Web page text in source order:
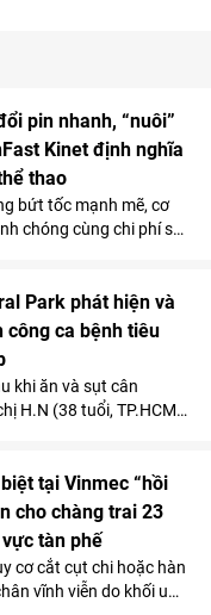
pin nhanh, “nuôi”
Kinet định nghĩa
thao
bứt tốc mạnh mẽ, cơ
chóng cùng chi phí sử
hơn hẳn so với những
xăng trên thị trường.
Park phát hiện và
công ca bệnh tiêu
khi ăn và sụt cân
H.N (38 tuổi, TP.HCM)
hiếm gặp chỉ chiếm
tại Vinmec “hồi
cho chàng trai 23
tàn phế
cơ cắt cụt chi hoặc hàn
vĩnh viễn do khối u